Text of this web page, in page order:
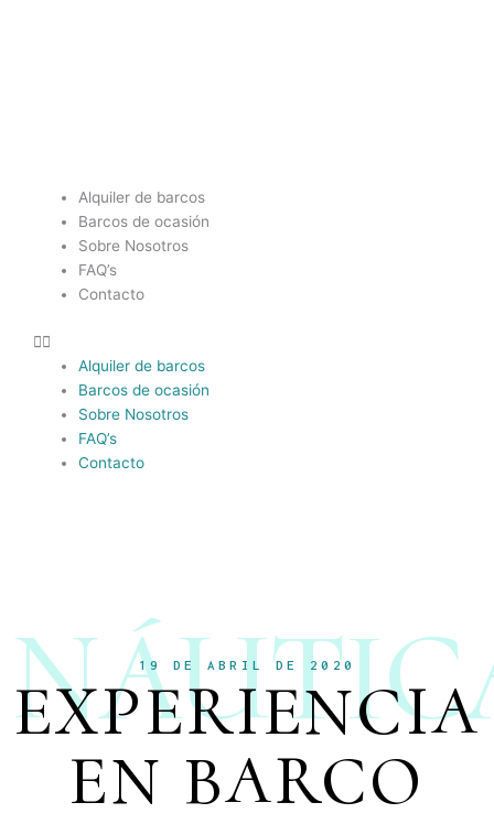
Alquiler de barcos
Barcos de ocasión
Sobre Nosotros
FAQ’s
Contacto
Menú
Alquiler de barcos
Barcos de ocasión
Sobre Nosotros
FAQ’s
Contacto
19 DE ABRIL DE 2020
EXPERIENCIA
EN BARCO